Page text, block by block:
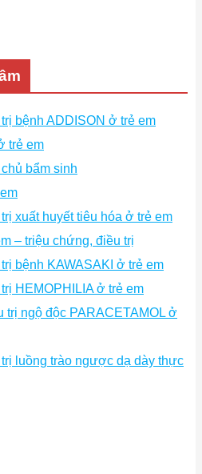
bệnh ADDISON ở trẻ em
trẻ em
bẩm sinh
xuất huyết tiêu hóa ở trẻ em
– triệu chứng, điều trị
bệnh KAWASAKI ở trẻ em
HEMOPHILIA ở trẻ em
trị ngộ độc PARACETAMOL ở
luồng trào ngược dạ dày thực